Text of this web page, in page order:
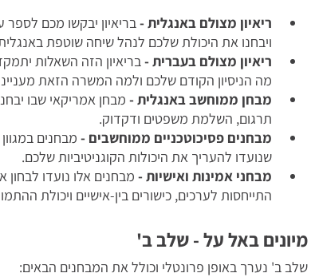
ריאיון מצולם באנגלית-בריאיון יבקשו מכם
ויבחנו את היכולת שלכם לנהל שיחה שוטפת
ריאיון מצולם בעברית -בריאיון הזה השאלות
מה הניסיון הקודם שלכם ולמה המשרה הזאת
מבחן ממוחשב באנגלית - מבחן אמריקאי שבו
תרגום, השלמת משפטים ודקדוק.
מבחנים פסיכוטכניים ממוחשבים - מבחנים
שנועדו להעריך את היכולות הקוגניטיביות שלכם.
מבחני אמינות ואישיות - מבחנים אלו נועדו
התייחסות לערכים, כישורים בין-אישיים ויכולת
מיונים באל על - שלב ב'
שלב ב' נערך באופן פרונטלי וכולל את המבחנים הבאים: